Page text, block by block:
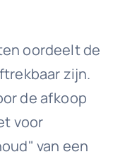
oordeelt de
zijn.
de afkoop
voor
van een